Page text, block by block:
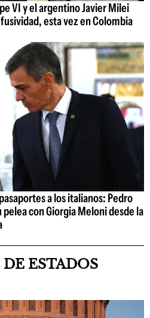
VI y el argentino Javier Milei
esta vez en Colombia
a los italianos: Pedro
con Giorgia Meloni desde la
ESTADOS